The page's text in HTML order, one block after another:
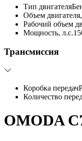
Тип двигателя
Объем
Рабочий объем
Мощность, л.с.
Трансмиссия
Коробка передач
Количество
OMODA